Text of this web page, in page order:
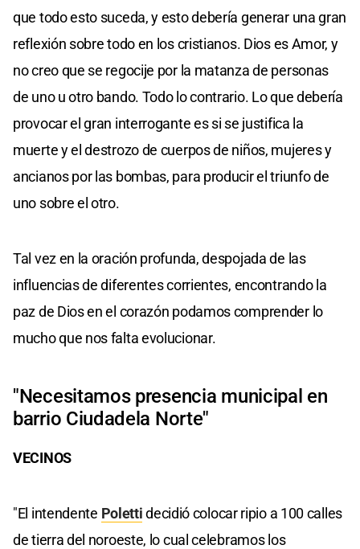
que todo esto suceda, y esto debería generar una gran
reflexión sobre todo en los cristianos. Dios es Amor, y
no creo que se regocije por la matanza de personas
de uno u otro bando. Todo lo contrario. Lo que debería
provocar el gran interrogante es si se justifica la
muerte y el destrozo de cuerpos de niños, mujeres y
ancianos por las bombas, para producir el triunfo de
uno sobre el otro.
Tal vez en la oración profunda, despojada de las
influencias de diferentes corrientes, encontrando la
paz de Dios en el corazón podamos comprender lo
mucho que nos falta evolucionar.
"Necesitamos presencia municipal en
barrio Ciudadela Norte"
VECINOS
"El intendente Polettidecidió colocar ripio a 100 calles
de tierra del noroeste, lo cual celebramos los